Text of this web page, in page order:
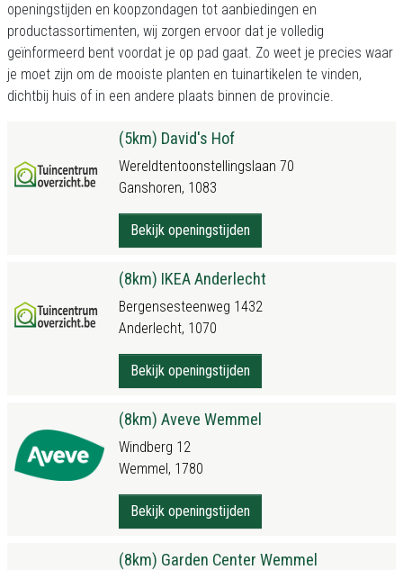
openingstijden en koopzondagen tot aanbiedingen en
productassortimenten, wij zorgen ervoor dat je volledig
geïnformeerd bent voordat je op pad gaat. Zo weet je precies waar
je moet zijn om de mooiste planten en tuinartikelen te vinden,
dichtbij huis of in een andere plaats binnen de provincie.
(5km) David's Hof
Wereldtentoonstellingslaan 70
Ganshoren, 1083
Bekijk openingstijden
(8km) IKEA Anderlecht
Bergensesteenweg 1432
Anderlecht, 1070
Bekijk openingstijden
(8km) Aveve Wemmel
Windberg 12
Wemmel, 1780
Bekijk openingstijden
(8km) Garden Center Wemmel